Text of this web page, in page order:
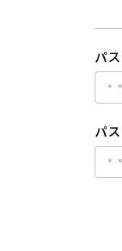
パ
パ